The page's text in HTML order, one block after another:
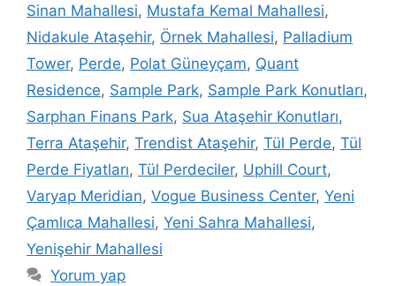
Sinan Mahallesi, Mustafa Kemal Mahallesi,
Nidakule Ataşehir, Örnek Mahallesi, Palladium
Tower, Perde, Polat Güneyçam, Quant
Residence, Sample Park, Sample Park Konutları,
Sarphan Finans Park, Sua Ataşehir Konutları,
Terra Ataşehir, Trendist Ataşehir, Tül Perde, Tül
Perde Fiyatları, Tül Perdeciler, Uphill Court,
Varyap Meridian, Vogue Business Center, Yeni
Çamlıca Mahallesi, Yeni Sahra Mahallesi,
Yenişehir Mahallesi
Yorum yap